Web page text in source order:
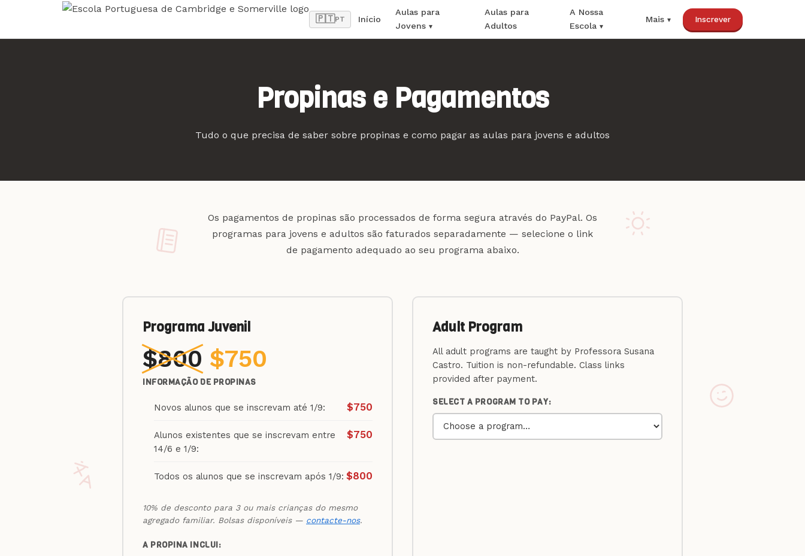
🇵🇹PT Início
Aulas para
Jovens
Aulas para
Adultos
A Nossa
Escola
Mais Inscrever
Propinas e Pagamentos
Tudo o que precisa de saber sobre propinas e como pagar as aulas para jovens e adultos
Os pagamentos de propinas são processados de forma segura através do PayPal. Os
programas para jovens e adultos são faturados separadamente — selecione o link
de pagamento adequado ao seu programa abaixo.
Programa Juvenil
$800 $750
INFORMAÇÃO DE PROPINAS
Novos alunos que se inscrevam até 1/9: $750
Alunos existentes que se inscrevam entre
14/6 e 1/9:
$750
Todos os alunos que se inscrevam após 1/9: $800
10% de desconto para 3 ou mais crianças do mesmo
agregado familiar. Bolsas disponíveis — contacte-nos.
A PROPINA INCLUI:
Adult Program
All adult programs are taught by Professora Susana
Castro. Tuition is non-refundable. Class links
provided after payment.
SELECT A PROGRAM TO PAY: